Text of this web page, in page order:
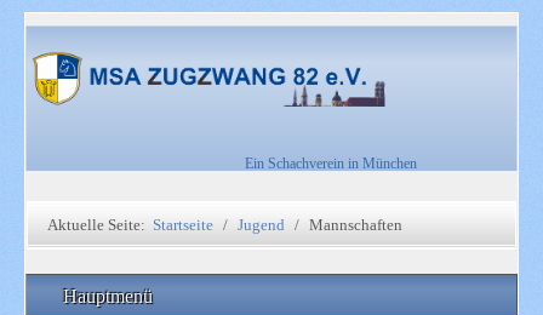
Ein Schachverein in München
Aktuelle Seite: Startseite Jugend Mannschaften
Hauptmenü